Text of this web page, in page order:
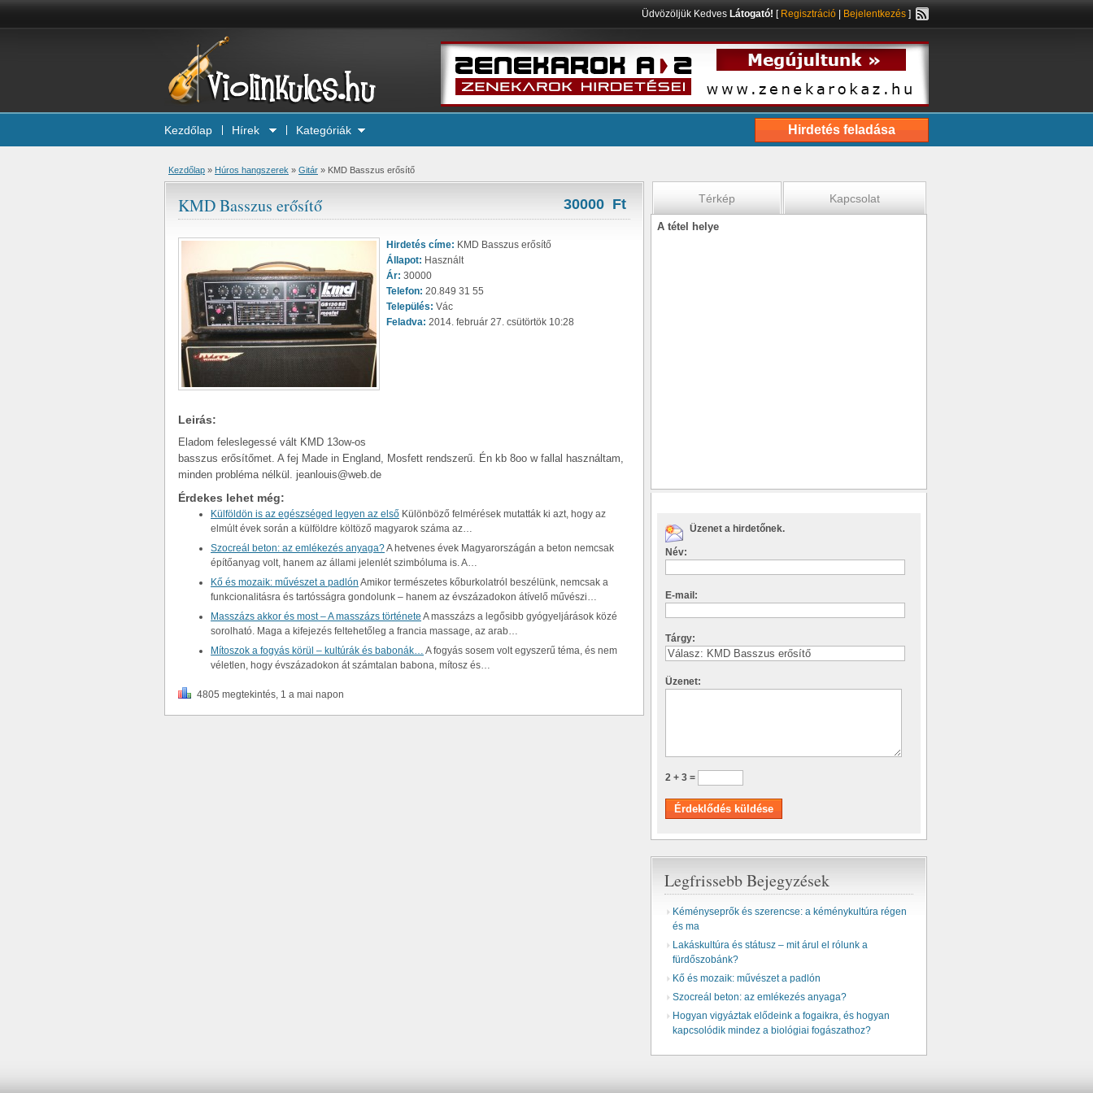
Üdvözöljük Kedves Látogató! [ Regisztráció Bejelentkezés ]
Hirdetés feladása
Kezdőlap Hírek Kategóriák
Kezdőlap » Húros hangszerek » Gitár » KMD Basszus erősítő
30000 Ft
KMD Basszus erősítő
Hirdetés címe: KMD Basszus erősítő
Állapot: Használt
Ár: 30000
Telefon: 20.849 31 55
Település: Vác
Feladva: 2014. február 27. csütörtök 10:28
Leirás:
Eladom feleslegessé vált KMD 13ow-os
basszus erősítőmet. A fej Made in England, Mosfett rendszerű. Én kb 8oo w fallal használtam,
minden probléma nélkül. jeanlouis@web.de
Érdekes lehet még:
Külföldön is az egészséged legyen az első Különböző felmérések mutatták ki azt, hogy az
elmúlt évek során a külföldre költöző magyarok száma az…
Szocreál beton: az emlékezés anyaga?A hetvenes évek Magyarországán a beton nemcsak
építőanyag volt, hanem az állami jelenlét szimbóluma is. A…
Kő és mozaik: művészet a padlón Amikor természetes kőburkolatról beszélünk, nemcsak a
funkcionalitásra és tartósságra gondolunk – hanem az évszázadokon átívelő művészi…
Masszázs akkor és most – A masszázs története A masszázs a legősibb gyógyeljárások közé
sorolható. Maga a kifejezés feltehetőleg a francia massage, az arab…
Mítoszok a fogyás körül – kultúrák és babonák… A fogyás sosem volt egyszerű téma, és nem
véletlen, hogy évszázadokon át számtalan babona, mítosz és…
4805 megtekintés, 1 a mai napon
Térkép Kapcsolat
A tétel helye
Üzenet a hirdetőnek.
Név:
E-mail:
Tárgy:
Üzenet:
2 + 3 =
Legfrissebb Bejegyzések
Kéményseprők és szerencse: a kéménykultúra régen
és ma
Lakáskultúra és státusz – mit árul el rólunk a
fürdőszobánk?
Kő és mozaik: művészet a padlón
Szocreál beton: az emlékezés anyaga?
Hogyan vigyáztak elődeink a fogaikra, és hogyan
kapcsolódik mindez a biológiai fogászathoz?